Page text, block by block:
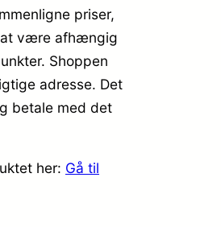
priser,
at være afhængig
Shoppen
adresse. Det
betale med det
her: Gå til